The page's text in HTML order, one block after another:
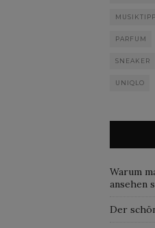
MUSIKTIPP
PARFUM
SNEAKER
UNIQLO
Warum
ansehen
Der